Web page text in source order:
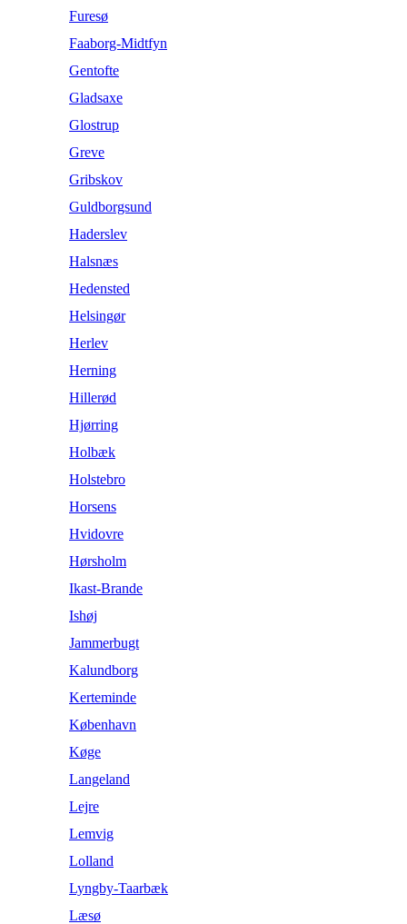
Furesø
Faaborg-Midtfyn
Gentofte
Gladsaxe
Glostrup
Greve
Gribskov
Guldborgsund
Haderslev
Halsnæs
Hedensted
Helsingør
Herlev
Herning
Hillerød
Hjørring
Holbæk
Holstebro
Horsens
Hvidovre
Hørsholm
Ikast-Brande
Ishøj
Jammerbugt
Kalundborg
Kerteminde
København
Køge
Langeland
Lejre
Lemvig
Lolland
Lyngby-Taarbæk
Læsø